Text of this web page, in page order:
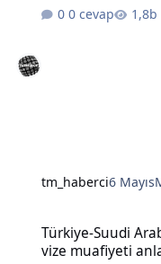
0 cevap
tm_haberci6 Mayıs
Türkiye-Suudi
vize muafiyeti